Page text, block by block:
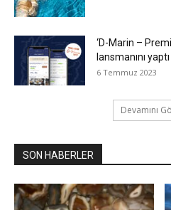
‘D-Marin –
lansmanını yaptı
6 Temmuz 2023
Devamını
SON HABERLER